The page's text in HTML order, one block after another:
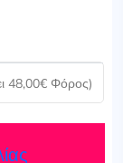
48,00€ Φόρος)